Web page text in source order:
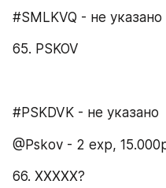
#SMLKVQ - не указано
65. PSKOV
#PSKDVK - не указано
@Pskov - 2 exp,
66. XXXXX?